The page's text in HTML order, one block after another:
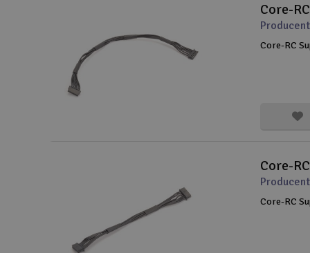
Core-
Core-RC
Core-
Core-RC